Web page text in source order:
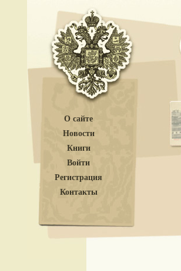
О сайте
Новости
Книги
Войти
Регистрация
Контакты